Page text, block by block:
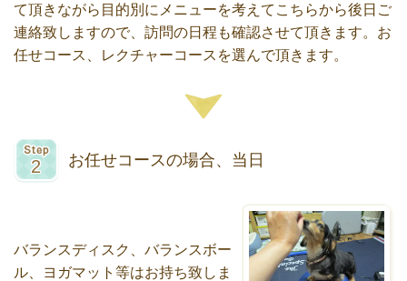
て頂きながら目的別にメニューを考えてこちらから後日ご
連絡致しますので、訪問の日程も確認させて頂きます。お
任せコース、レクチャーコースを選んで頂きます。
お任せコースの場合、当日
バランスディスク、バランスボー
ル、ヨガマット等はお持ち致しま